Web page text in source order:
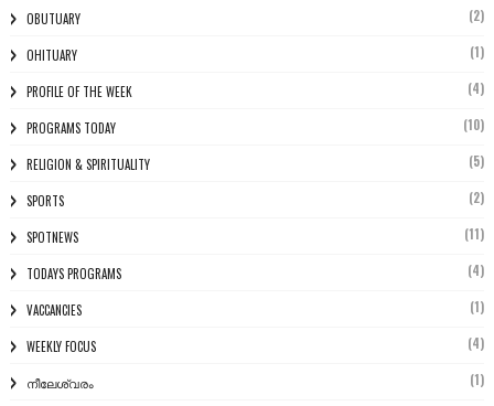
OBUTUARY (2)
OHITUARY (1)
PROFILE OF THE WEEK (4)
PROGRAMS TODAY (10)
RELIGION & SPIRITUALITY (5)
SPORTS (2)
SPOTNEWS (11)
TODAYS PROGRAMS (4)
VACCANCIES (1)
WEEKLY FOCUS (4)
നീലേശ്വരം (1)